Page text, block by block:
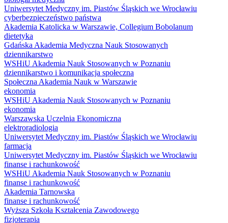
Uniwersytet Medyczny im. Piastów Śląskich we Wrocławiu
cyberbezpieczeństwo państwa
Akademia Katolicka w Warszawie, Collegium Bobolanum
dietetyka
Gdańska Akademia Medyczna Nauk Stosowanych
dziennikarstwo
WSHiU Akademia Nauk Stosowanych w Poznaniu
dziennikarstwo i komunikacja społeczna
Społeczna Akademia Nauk w Warszawie
ekonomia
WSHiU Akademia Nauk Stosowanych w Poznaniu
ekonomia
Warszawska Uczelnia Ekonomiczna
elektroradiologia
Uniwersytet Medyczny im. Piastów Śląskich we Wrocławiu
farmacja
Uniwersytet Medyczny im. Piastów Śląskich we Wrocławiu
finanse i rachunkowość
WSHiU Akademia Nauk Stosowanych w Poznaniu
finanse i rachunkowość
Akademia Tarnowska
finanse i rachunkowość
Wyższa Szkoła Kształcenia Zawodowego
fizjoterapia